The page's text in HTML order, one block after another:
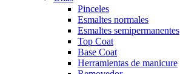
Pinceles
Esmaltes normales
Esmaltes semipermanentes
Top Coat
Base Coat
Herramientas de manicure